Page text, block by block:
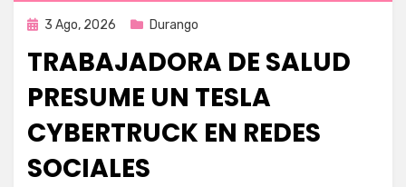
Publicada
3 Ago, 2026 Durango
TRABAJADORA DE SALUD
PRESUME UN TESLA
CYBERTRUCK EN REDES
SOCIALES